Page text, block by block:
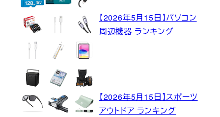
【2026年5月15日】パソコン
周辺機器 ランキング
【2026年5月15日】スポーツ
アウトドア ランキング